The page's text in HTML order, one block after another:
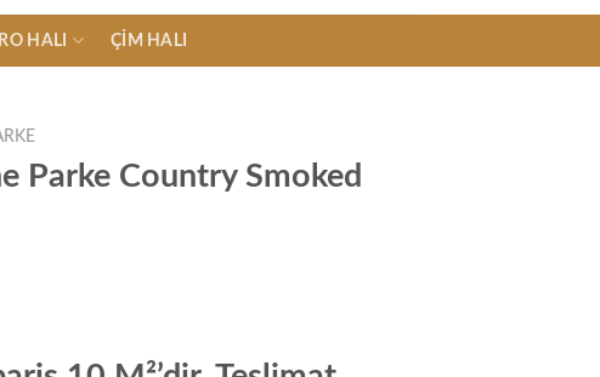
HALI ÇIM HALI
Parke Country Smoked